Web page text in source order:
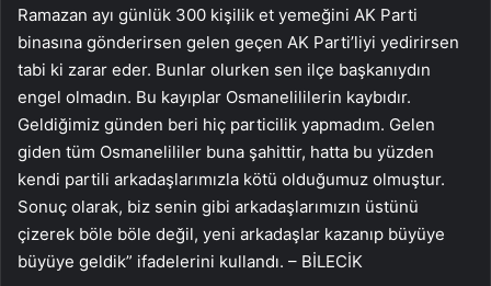
Ramazan ayı günlük 300 kişilik et yemeğini AK Parti
binasına gönderirsen gelen geçen AK Parti’liyi yedirirsen
tabi ki zarar eder. Bunlar olurken sen ilçe başkanıydın
engel olmadın. Bu kayıplar Osmanelililerin kaybıdır.
Geldiğimiz günden beri hiç particilik yapmadım. Gelen
giden tüm Osmanelililer buna şahittir, hatta bu yüzden
kendi partili arkadaşlarımızla kötü olduğumuz olmuştur.
Sonuç olarak, biz senin gibi arkadaşlarımızın üstünü
çizerek böle böle değil, yeni arkadaşlar kazanıp büyüye
büyüye geldik” ifadelerini kullandı. – BİLECİK